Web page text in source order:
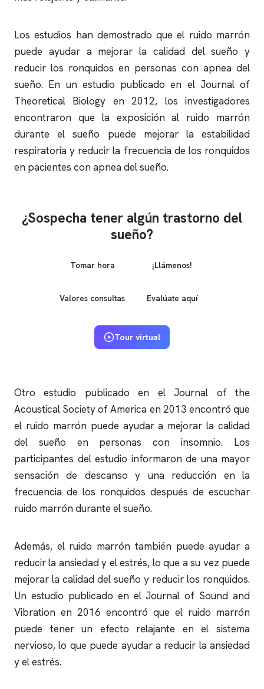
Los estudios han demostrado que el ruido marrón
puede ayudar a mejorar la calidad del sueño y
reducir los ronquidos en personas con apnea del
sueño. En un estudio publicado en el Journal of
Theoretical Biology en 2012, los investigadores
encontraron que la exposición al ruido marrón
durante el sueño puede mejorar la estabilidad
respiratoria y reducir la frecuencia de los ronquidos
en pacientes conapnea del sueño.
¿Sospecha tener algún trastorno del
sueño?
Tomar hora ¡Llámenos!
Valores consultas Evalúate aquí
Tour virtual
Otro estudio publicado en el Journal of the
Acoustical Society of America en 2013 encontró que
el ruido marrón puede ayudar a mejorar la calidad
del sueño en personas coninsomnio. Los
participantes del estudio informaron de una mayor
sensación de descanso y una reducción en la
frecuencia de los ronquidos después de escuchar
ruido marrón durante el sueño.
Además, el ruido marrón también puede ayudar a
reducir la ansiedad y el estrés, lo que a su vez puede
mejorar la calidad del sueño y reducir los ronquidos.
Un estudio publicado en el Journal of Sound and
Vibration en 2016 encontró que el ruido marrón
puede tener un efecto relajante en el sistema
nervioso, lo que puede ayudar a reducir la ansiedad
y el estrés.